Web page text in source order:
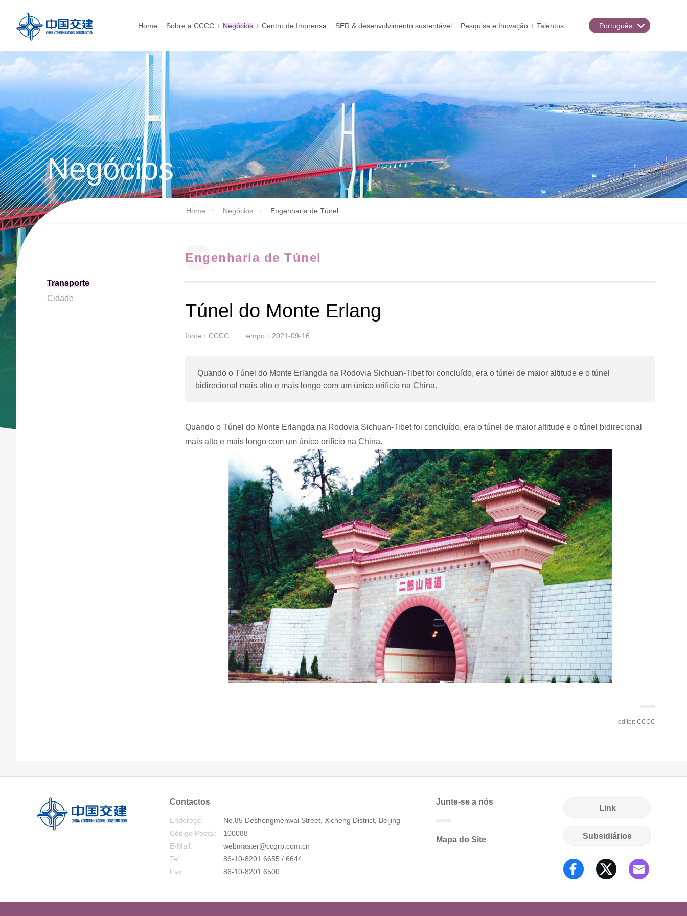
Home Sobre a CCCC Negócios Centro de Imprensa SER & desenvolvimento sustentável Pesquisa e Inovação Talentos Português
Negócios
Home Negócios Engenharia de Túnel
Transporte
Cidade
Engenharia de Túnel
Túnel do Monte Erlang
fonte：CCCC tempo：2021-09-16
Quando o Túnel do Monte Erlangda na Rodovia Sichuan-Tibet foi concluído, era o túnel de maior altitude e o túnel
bidirecional mais alto e mais longo com um único orifício na China.
Quando o Túnel do Monte Erlangda na Rodovia Sichuan-Tibet foi concluído, era o túnel de maior altitude e o túnel bidirecional
mais alto e mais longo com um único orifício na China.
editor: CCCC
Contactos
Endereço:
No.85 Deshengmenwai Street, Xicheng District, Beijing
Código Postal:
100088
E-Mail:
webmaster@ccgrp.com.cn
Tel:
86-10-8201 6655 / 6644
Fax:
86-10-8201 6500
Junte-se a nós
Mapa do Site
Link
Subsidiários